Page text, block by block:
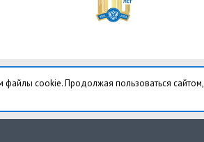
файлы cookie. Продолжая пользоваться